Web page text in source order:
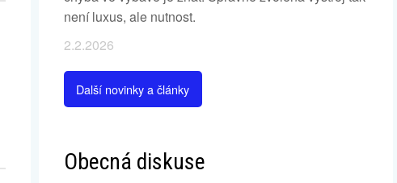
není luxus, ale nutnost.
2.2.2026
Další novinky a články
Obecná diskuse